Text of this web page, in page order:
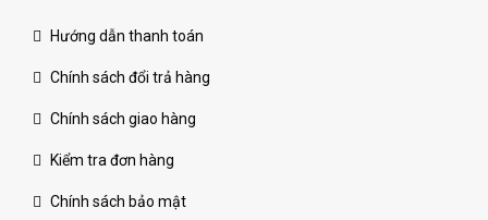
Hướng dẫn thanh toán
Chính sách đổi trả hàng
Chính sách giao hàng
Kiểm tra đơn hàng
Chính sách bảo mật